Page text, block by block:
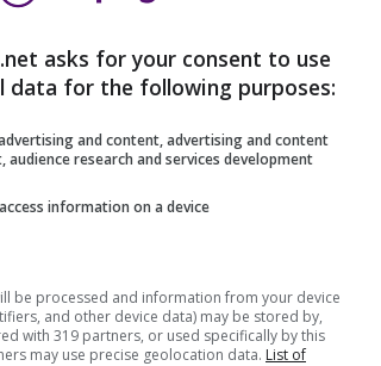
diverse occasioni.
società pensa di valutare per il
asks for your consent to use
data for the following purposes:
and content, advertising and content
audience research and services development
information on a device
be processed and information from your device
and other device data) may be stored by,
with 319 partners, or used specifically by this
may use precise geolocation data. List of